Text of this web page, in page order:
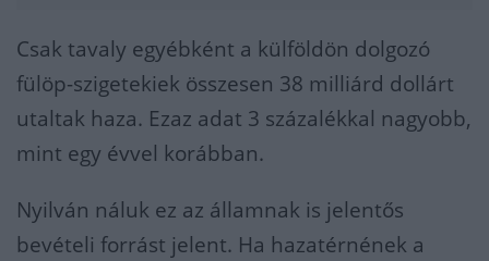
Csak tavaly egyébként a külföldön dolgozó
fülöp-szigetekiek összesen 38 milliárd dollárt
utaltak haza. Ezaz adat 3 százalékkal nagyobb,
mint egy évvel korábban.
Nyilván náluk ez az államnak is jelentős
bevételi forrást jelent. Ha hazatérnének a